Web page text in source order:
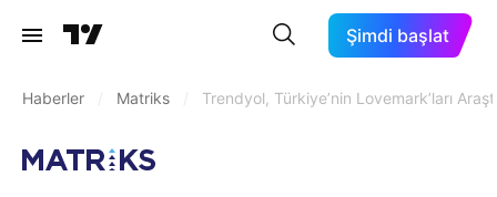
Şimdi başlat
Haberler Matriks Trendyol, Türkiye’nin Lovemark’ları